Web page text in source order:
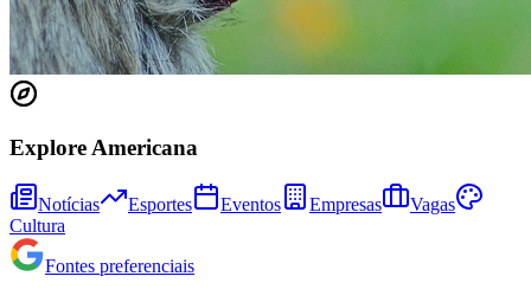
Bragantino
Explore Americana
Notícias Esportes Eventos Empresas
Vagas
Cultura
Fontes preferenciais